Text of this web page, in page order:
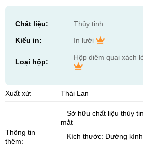
Chất liệu: Thủy tinh
Kiểu in: In lưới
Loại hộp:
Hộp diêm quai xách
Xuất xứ: Thái Lan
Thông tin
thêm:
– Sở hữu chất liệu thủy
mắt
– Kích thước: Đường